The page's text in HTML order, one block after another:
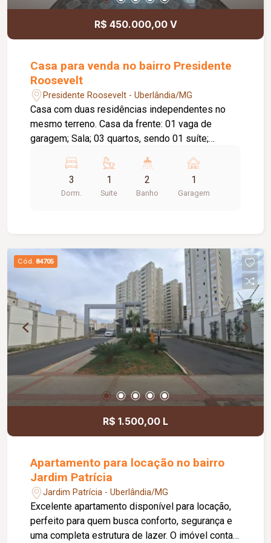
R$ 450.000,00 V
Casa para venda no bairro Presidente
Roosevelt
Presidente Roosevelt - Uberlândia/MG
Casa com duas residências independentes no
mesmo terreno. Casa da frente: 01 vaga de
garagem; Sala; 03 quartos, sendo 01 suíte;
Lavanderia; Casa dos fundos: 01 vaga de
garagem; Sala; 02 quartos; Banheiro social;
Cozinha; Lavanderia; Diferenciais: Casas
proporcionando conforto e praticidade.
Informações complementares: Terreno com
aproximadamente 260,79 m²; Área construída
total das duas casas de aproximadamente
169,81 m².
3
Dorm.
1
Suite
2
Banho
1
Garagem
Cód. 84705
R$ 1.500,00 L
Apartamento para locação no bairro
Jardim Patrícia
Jardim Patrícia - Uberlândia/MG
Excelente apartamento disponível para locação,
perfeito para quem busca conforto, segurança e
uma completa estrutura de lazer. O imóvel conta